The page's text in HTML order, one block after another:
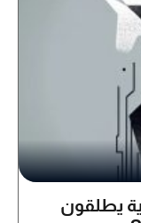
يطلقون